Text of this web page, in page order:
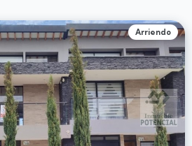
Arriendo